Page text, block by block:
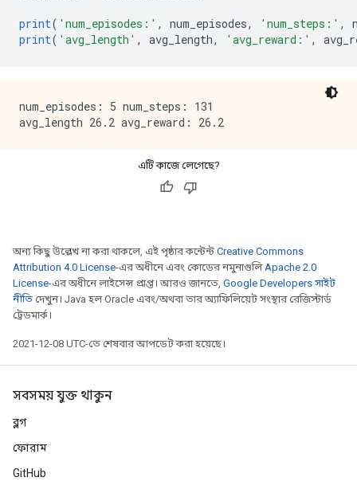
print( 'num_episodes:' , num_episodes, 'num_steps:' ,
print( 'avg_length' , avg_length, 'avg_reward:' ,
num_episodes: 5 num_steps: 131
এটি কাজে লেগেছে?
অন্য কিছু উল্লেখ না করা থাকলে, এই পৃষ্ঠার কন্টেন্ট Creative Commons
Attribution 4.0 License-এর অধীনে এবং কোডের নমুনাগুলিApache 2.0
License-এর অধীনে লাইসেন্স প্রাপ্ত। আরও জানতে, Google Developers সাইট
নীতি দেখুন। Java হল Oracle এবং/অথবা তার অ্যাফিলিয়েট সংস্থার রেজিস্টার্ড
ট্রেডমার্ক।
2021-12-08 UTC-তে শেষবার আপডেট করা হয়েছে।
সবসময় যুক্ত থাকুন
ব্লগ
ফোরাম
GitHub